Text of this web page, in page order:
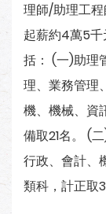
理師/助理工
起薪約4萬5
括： (一)助理
理、業務管理
機、機械、資
備取21名。 (
行政、會計、
類科，計正取